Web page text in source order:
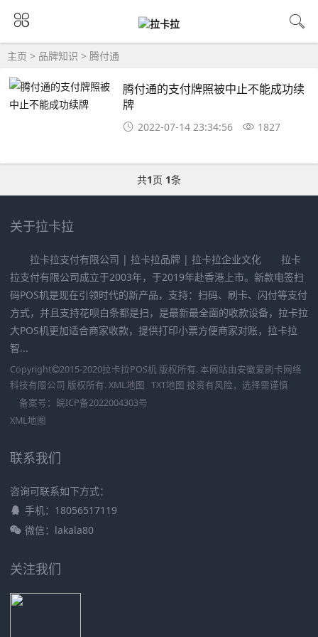
主页 > 品牌知识 > 腾付通
腾付通的支付牌照被中止不能成功续
牌
2022-07-14 23:34:56 1827
共1页 1条
关于拉卡拉
拉卡拉支付有限公司 | 拉卡拉品牌 | 拉卡拉企业文化 拉卡
拉支付有限公司成立于2003年，于2019年赴香港上市。新款电签扫
码POS机是现在引领时代的新产品，支持：扫码、刷卡、闪付等支付
方式，并且支持花呗白条都是扫，是最新最全面的收款设备，拉卡拉
大POS机更加适合商家收款，提供打印小票方便商家对账，拉卡拉
智...
Copyright 2015-2020拉卡拉POS机 版权所有. 本网站由安徽爱刷卡网络
科技有限公司 版权所有. XML地图 TXT地图 投资有风险，选择需谨慎
备案号： 皖ICP备2022004303号
XML地图
联系我们
咨询可联系如下方式：
手机：18056517119
微信：lakala80
关注我们